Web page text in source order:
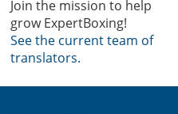
Join the mission to help
grow ExpertBoxing!
See the current team of
translators.